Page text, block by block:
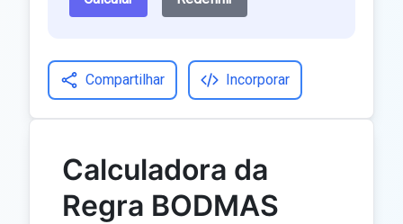
Compartilhar Incorporar
Calculadora da
Regra BODMAS